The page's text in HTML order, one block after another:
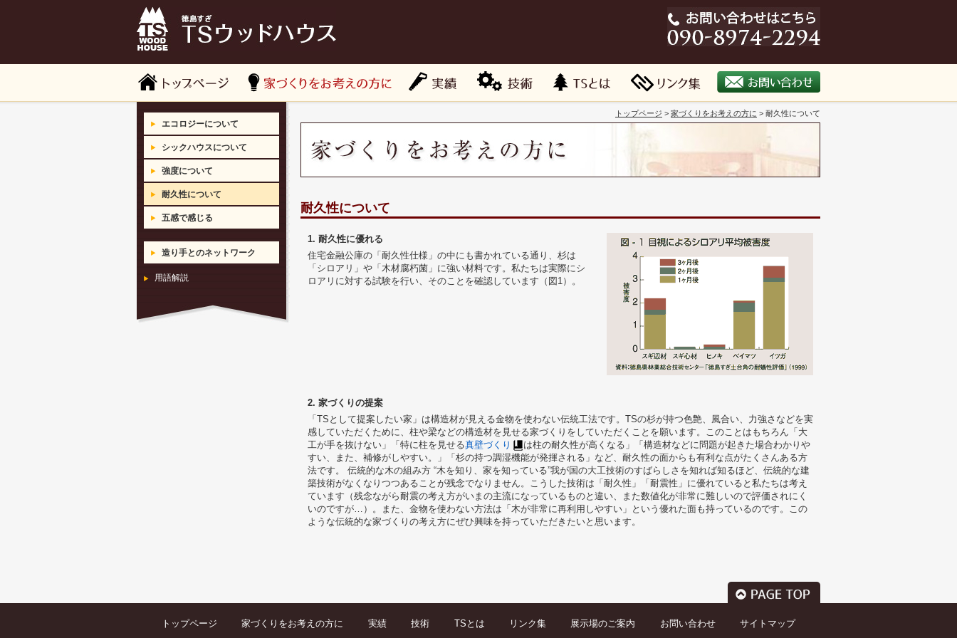
エコロジーについて
シックハウスについて
強度について
耐久性について
五感で感じる
造り手とのネットワーク
用語解説
トップページ > 家づくりをお考えの方に > 耐久性について
耐久性について
1. 耐久性に優れる
住宅金融公庫の「耐久性仕様」の中にも書かれている通り、杉は
「シロアリ」や「木材腐朽菌」に強い材料です。私たちは実際にシ
ロアリに対する試験を行い、そのことを確認しています（図1）。
2. 家づくりの提案
「TSとして提案したい家」は構造材が見える金物を使わない伝統工法です。TSの杉が持つ色艶、風合い、力強さなどを実
感していただくために、柱や梁などの構造材を見せる家づくりをしていただくことを願います。このことはもちろん「大
工が手を抜けない」「特に柱を見せる真壁づくり
は柱の耐久性が高くなる」「構造材などに問題が起きた場合わかりや
すい、また、補修がしやすい。」「杉の持つ調湿機能が発揮される」など、耐久性の面からも有利な点がたくさんある方
法です。 伝統的な木の組み方 “木を知り、家を知っている”我が国の大工技術のすばらしさを知れば知るほど、伝統的な建
築技術がなくなりつつあることが残念でなりません。こうした技術は「耐久性」「耐震性」に優れていると私たちは考え
ています（残念ながら耐震の考え方がいまの主流になっているものと違い、また数値化が非常に難しいので評価されにく
いのですが…）。また、金物を使わない方法は「木が非常に再利用しやすい」という優れた面も持っているのです。この
ような伝統的な家づくりの考え方にぜひ興味を持っていただきたいと思います。
トップページ 家づくりをお考えの方に 実績 技術 TSとは リンク集 展示場のご案内 お問い合わせ サイトマップ